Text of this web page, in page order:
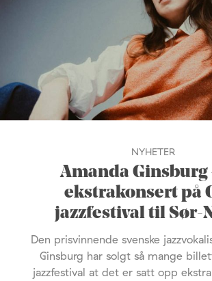
NYHETER
Amanda Ginsburg
ekstrakonsert på
jazzfestival til Sør-
Den prisvinnende svenske
Ginsburg har solgt så mange
jazzfestival at det er satt opp